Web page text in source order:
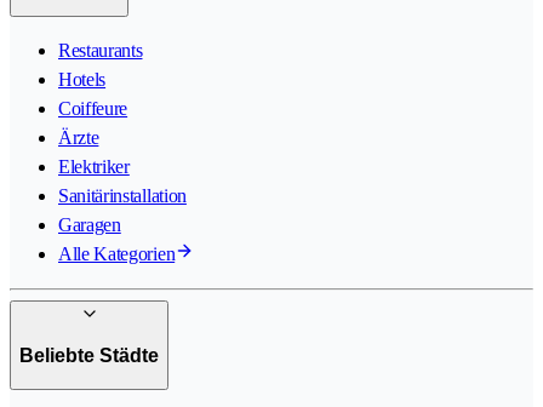
Restaurants
Hotels
Coiffeure
Ärzte
Elektriker
Sanitärinstallation
Garagen
Alle Kategorien
Beliebte Städte